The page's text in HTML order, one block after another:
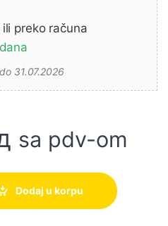
preko računa
31.07.2026
sa pdv-om
sa laserom 52G684 Verto količina
Dodaj u korpu